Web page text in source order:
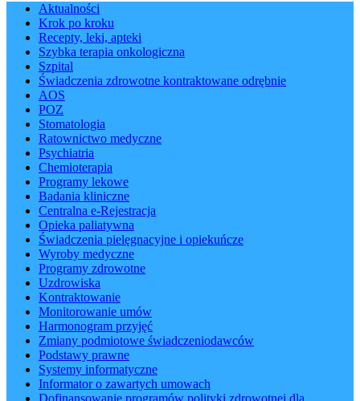
Aktualności
Krok po kroku
Recepty, leki, apteki
Szybka terapia onkologiczna
Szpital
Świadczenia zdrowotne kontraktowane odrębnie
AOS
POZ
Stomatologia
Ratownictwo medyczne
Psychiatria
Chemioterapia
Programy lekowe
Badania kliniczne
Centralna e-Rejestracja
Opieka paliatywna
Świadczenia pielęgnacyjne i opiekuńcze
Wyroby medyczne
Programy zdrowotne
Uzdrowiska
Kontraktowanie
Monitorowanie umów
Harmonogram przyjęć
Zmiany podmiotowe świadczeniodawców
Podstawy prawne
Systemy informatyczne
Informator o zawartych umowach
Dofinansowanie programów polityki zdrowotnej dla